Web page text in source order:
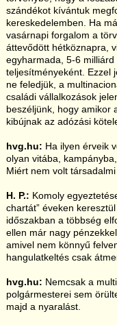
szándékot kívántuk
kereskedelemben. Ha
vasárnapi forgalom a
áttevődött hétköznapra,
egyharmada, 5-6
teljesítményeként. Ezzel
ne feledjük, a
családi vállalkozások
beszéljünk, hogy amikor
kibújnak az adózási
hvg.hu: Ha ilyen érveik
olyan vitába,
Miért nem volt
H. P.: Komoly
chartát” éveken
időszakban a többség
ellen már nagy
amivel nem könnyű
hangulatkeltés csak
hvg.hu: Nemcsak a
polgármesterei sem
majd a nyaralást.